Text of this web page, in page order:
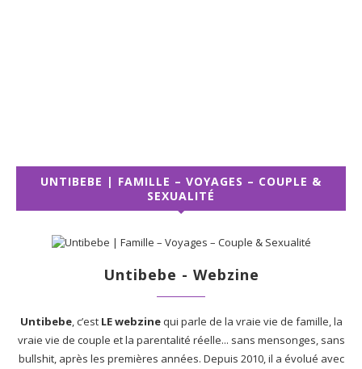
UNTIBEBE | FAMILLE – VOYAGES – COUPLE &
SEXUALITÉ
Untibebe - Webzine
Untibebe, c’est LE webzinequi parle de la vraie vie de famille, la
vraie vie de couple et la parentalité réelle... sans mensonges, sans
bullshit, après les premières années. Depuis 2010, il a évolué avec